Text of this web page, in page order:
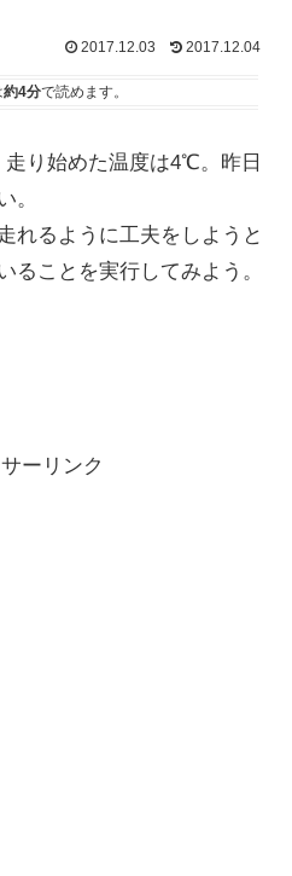
2017.12.03 2017.12.04
約4分で読めます。
り始めた温度は4℃。昨日
。
れるように工夫をしようと
ることを実行してみよう。
ーリンク